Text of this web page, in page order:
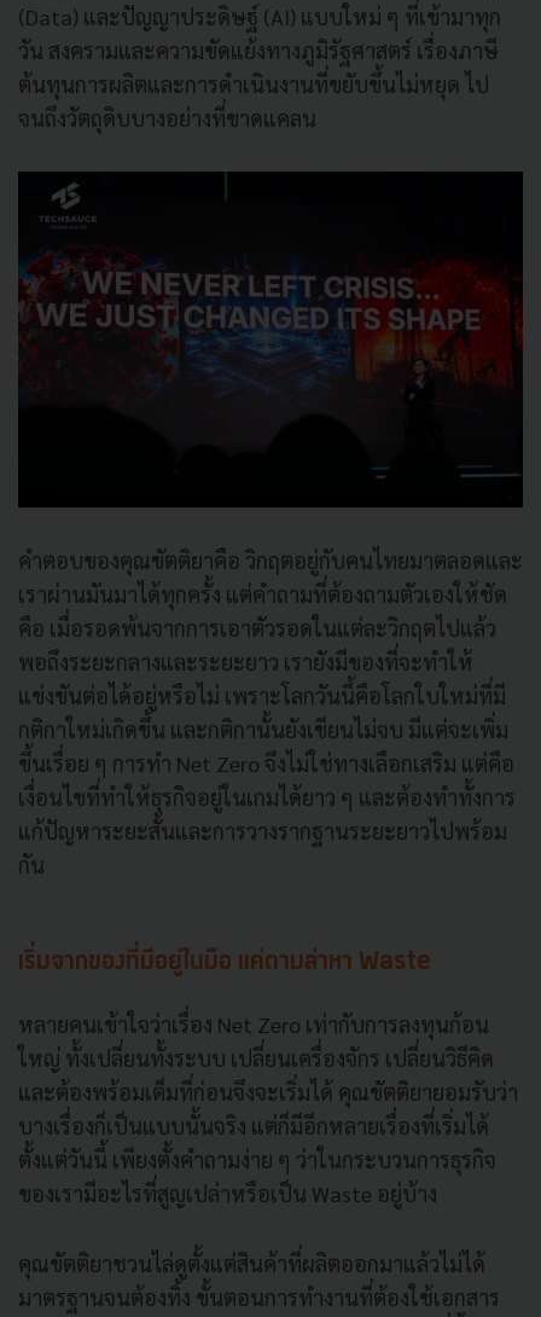
(Data) และปัญญาประดิษฐ์ (AI) แบบใหม่ ๆ ที่เข้ามาทุก
วัน สงครามและความขัดแย้งทางภูมิรัฐศาสตร์ เรื่องภาษี
ต้นทุนการผลิตและการดำเนินงานที่ขยับขึ้นไม่หยุด ไป
จนถึงวัตถุดิบบางอย่างที่ขาดแคลน
คำตอบของคุณขัตติยาคือ วิกฤตอยู่กับคนไทยมาตลอดและ
เราผ่านมันมาได้ทุกครั้ง แต่คำถามที่ต้องถามตัวเองให้ชัด
คือ เมื่อรอดพ้นจากการเอาตัวรอดในแต่ละวิกฤตไปแล้ว
พอถึงระยะกลางและระยะยาว เรายังมีของที่จะทำให้
แข่งขันต่อได้อยู่หรือไม่ เพราะโลกวันนี้คือโลกใบใหม่ที่มี
กติกาใหม่เกิดขึ้น และกติกานั้นยังเขียนไม่จบ มีแต่จะเพิ่ม
ขึ้นเรื่อย ๆ การทำ Net Zero จึงไม่ใช่ทางเลือกเสริม แต่คือ
เงื่อนไขที่ทำให้ธุรกิจอยู่ในเกมได้ยาว ๆ และต้องทำทั้งการ
แก้ปัญหาระยะสั้นและการวางรากฐานระยะยาวไปพร้อม
กัน
เริ่มจากของที่มีอยู่ในมือ แค่ตามล่าหา Waste
หลายคนเข้าใจว่าเรื่อง Net Zero เท่ากับการลงทุนก้อน
ใหญ่ ทั้งเปลี่ยนทั้งระบบ เปลี่ยนเครื่องจักร เปลี่ยนวิธีคิด
และต้องพร้อมเต็มที่ก่อนจึงจะเริ่มได้ คุณขัตติยายอมรับว่า
บางเรื่องก็เป็นแบบนั้นจริง แต่ก็มีอีกหลายเรื่องที่เริ่มได้
ตั้งแต่วันนี้ เพียงตั้งคำถามง่าย ๆ ว่าในกระบวนการธุรกิจ
ของเรามีอะไรที่สูญเปล่าหรือเป็น Waste อยู่บ้าง
คุณขัตติยาชวนไล่ดูตั้งแต่สินค้าที่ผลิตออกมาแล้วไม่ได้
มาตรฐานจนต้องทิ้ง ขั้นตอนการทำงานที่ต้องใช้เอกสาร